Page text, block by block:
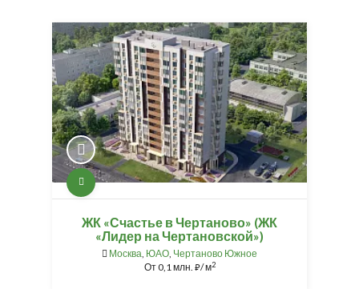
ЖК «Счастье в Чертаново» (ЖК
«Лидер на Чертановской»)
Москва, ЮАО, Чертаново Южное
От0,1 млн. ⃏/ м2